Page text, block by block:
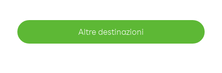
Altre destinazioni